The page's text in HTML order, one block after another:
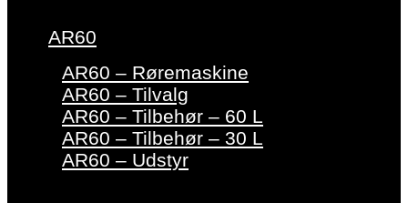
AR60
AR60 – Røremaskine
AR60 – Tilvalg
AR60 – Tilbehør – 60 L
AR60 – Tilbehør – 30 L
AR60 – Udstyr